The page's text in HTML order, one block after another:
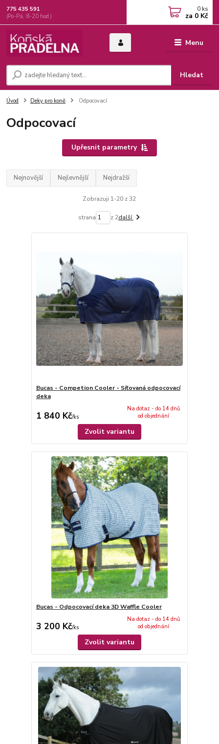
Menu
Hledat
775 435 591
(Po-Pá, 8-20 hod.)
0 ks
za 0 Kč
Úvod Deky pro koně Odpocovací
Odpocovací
Upřesnit parametry
Nejnovější Nejlevnější Nejdražší
Zobrazuji 1-20 z 32
strana z 2další
Bucas - Competion Cooler - Síťovaná odpocovací
deka
1 840 Kč/ks
Na dotaz - do 14 dnů
od objednání
Zvolit variantu
Bucas - Odpocovací deka 3D Waffle Cooler
3 200 Kč/ks
Na dotaz - do 14 dnů
od objednání
Zvolit variantu